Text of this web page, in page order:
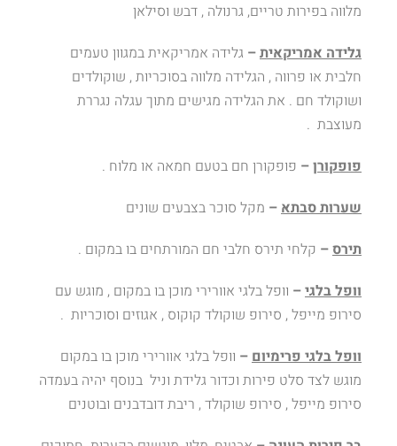
מלווה בפירות טריים, גרנולה , דבש וסילאן
גלידה אמריקאית– גלידה אמריקאית במגוון טעמים
חלבית או פרווה , הגלידה מלווה בסוכריות , שוקולדים
ושוקולד חם . את הגלידה מגישים מתוך עגלה נגררת
מעוצבת .
פופקורן– פופקורן חם בטעם חמאה או מלוח .
שערות סבתא– מקל סוכר בצבעים שונים
תירס– קלחי תירס חלבי חם המורתחים בו במקום .
וופל בלגי– וופל בלגי אוורירי מוכן בו במקום , מוגש עם
סירופ מייפל , סירופ שוקולד קוקוס , אגוזים וסוכריות .
וופל בלגי פרימיום– וופל בלגי אוורירי מוכן בו במקום
מוגש לצד סלט פירות וכדור גלידת וניל בנוסף יהיה בעמדה
סירופ מייפל , סירופ שוקולד , ריבת דובדבנים ובוטנים